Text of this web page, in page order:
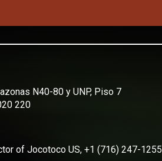
N40-80 y UNP, Piso 7
220
of Jocotoco US, +1 (716) 247-1255